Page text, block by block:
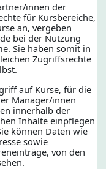
innen der
für Kursbereiche,
an, vergeben
bei der Nutzung
Sie haben somit in
Zugriffsrechte
auf Kurse, für die
Manager/innen
innerhalb der
Inhalte einpflegen
können Daten wie
sowie
von den